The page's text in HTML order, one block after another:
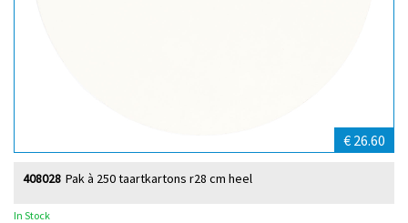
€ 26.60
Pak à 250 taartkartons r28 cm heel
408028
In Stock